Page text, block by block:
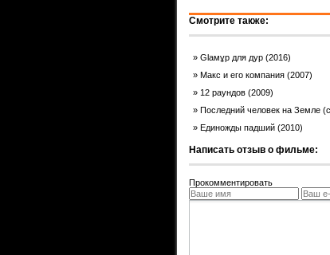
Смотрите также:
Glaмұр для дур (2016)
Макс и его компания (2007)
12 раундов (2009)
Последний человек на Земле
Единожды падший (2010)
Написать отзыв о фильме:
Прокомментировать